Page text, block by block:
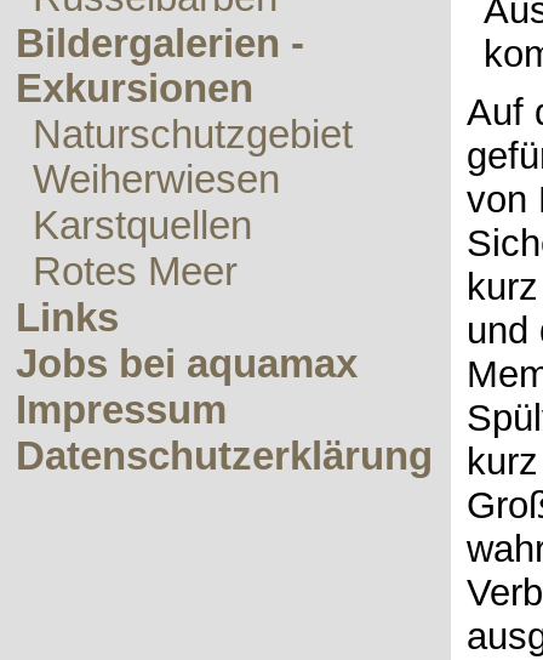
Bildergalerien -
Exkursionen
Naturschutzgebiet
Weiherwiesen
Karstquellen
Rotes Meer
Links
Jobs bei aquamax
Impressum
Datenschutzerklärung
Auf
von
und